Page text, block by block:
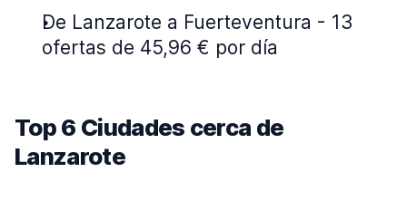
De Lanzarote a Fuerteventura - 13
ofertas de 45,96 € por día
Top 6 Ciudades cerca de
Lanzarote